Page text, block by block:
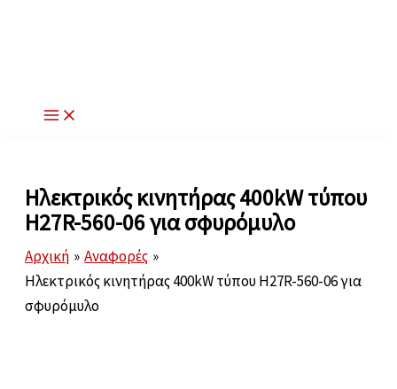
Ηλεκτρικός κινητήρας 400kW τύπου
H27R-560-06 για σφυρόμυλο
Αρχική
Αναφορές
Ηλεκτρικός κινητήρας 400kW τύπου H27R-560-06 για
σφυρόμυλο